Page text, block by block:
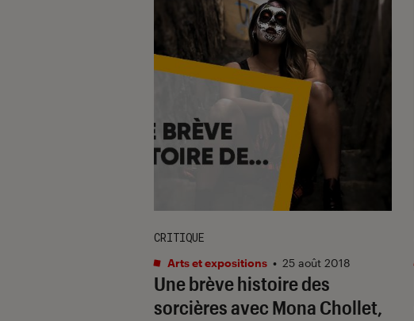
Une brève histoire des
sorcières avec Mona Chollet,
CRITIQUE
Arts et expositions • 25 août 2018